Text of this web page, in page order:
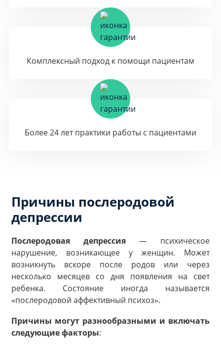
Комплексный подход к помощи пациентам
Более 24 лет практики работы с пациентами
Причины послеродовой
депрессии
Послеродовая депрессия — психическое
нарушение, возникающее у женщин. Может
возникнуть вскоре после родов или через
несколько месяцев со дня появления на свет
ребенка. Состояние иногда называется
«послеродовой аффективный психоз».
Причины могут разнообразными и включать
следующие факторы: